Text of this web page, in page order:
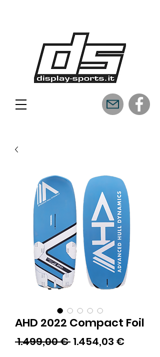
AHD 2022 Compact Foil
1.499,00 € Standardpreis
1.454,03 €Sale-